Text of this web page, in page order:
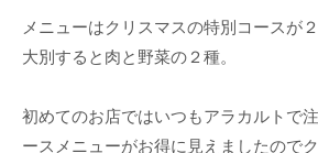
メニューはクリスマスの特別コースが
大別すると肉と野菜の２種。
初めてのお店ではいつもアラカルトで
ースメニューがお得に見えましたので